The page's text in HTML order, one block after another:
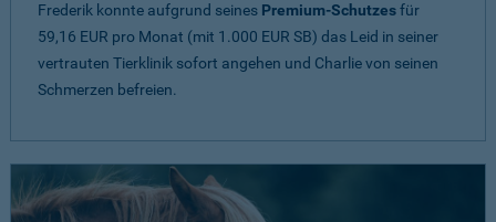
Frederik konnte aufgrund seines Premium-Schutzesfür
59,16 EUR pro Monat (mit 1.000 EUR SB) das Leid in seiner
vertrauten Tierklinik sofort angehen und Charlie von seinen
Schmerzen befreien.